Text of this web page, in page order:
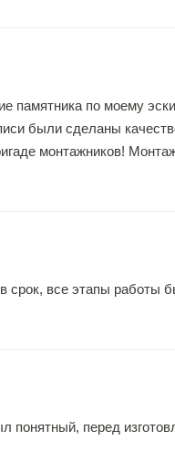
памятника по моему
были сделаны
монтажников!
все этапы работы
перед